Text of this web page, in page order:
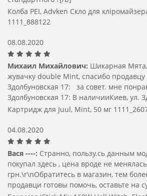
Недорогі електронні сигарети –
Перевага недорогих пристроїв
великих витрат. Це найкраще підійде
лише знайомляться з режимом
пам'ятайте про певні
бюджетних боксмодів:
• Неможливість провести
• Використання випарних девайсів
• Технічні характеристики, які не
зазначеним у паспорті
• Короткий термін експлуатації;
• Не найпривабливіший дизайн.
Про що не варто забувати,
сигарети дешево?
Для їх виготовлення виробник
середньої якості. Як правило, якісна
Колба PEI, Advken Скло для
1111_888122
08.08.2020
Михаил Михайлович: Шикарная
жувачку double Mint, спасибо продавцу
Здолбуновская 17: за совет. мне
Здолбуновская 17: В наличииКиев, ул.
Картридж для Juul, Mint, 50 мг
04.08.2020
Вася ----: Странно, пользу.сь данным
покупал здесь , цена вроде не
грн.\r\nОбратитесь в магазин, тем
продавци готовы помочь, оставьте на